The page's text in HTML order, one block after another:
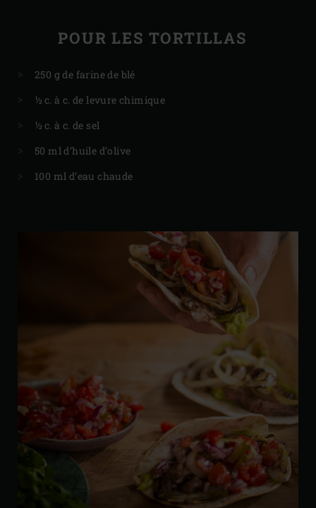
POUR LES TORTILLAS
250 g de farine de blé
½ c. à c. de levure chimique
½ c. à c. de sel
50 ml d’huile d’olive
100 ml d’eau chaude